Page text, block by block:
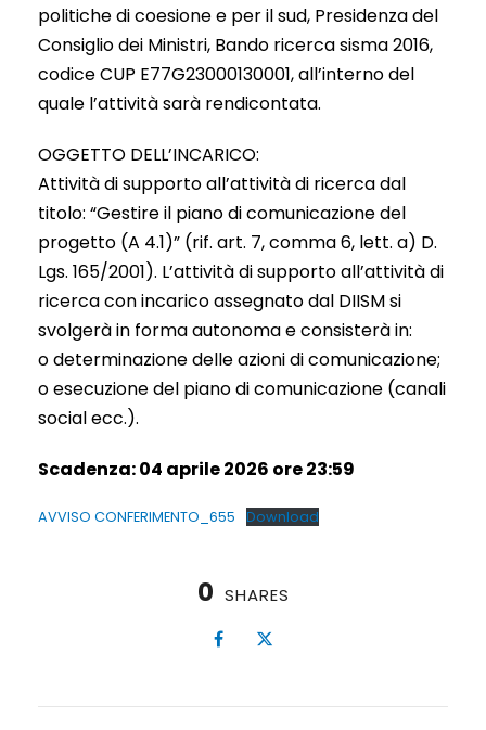
politiche di coesione e per il sud, Presidenza del
Consiglio dei Ministri, Bando ricerca sisma 2016,
codice CUP E77G23000130001, all’interno del
quale l’attività sarà rendicontata.
OGGETTO DELL’INCARICO:
Attività di supporto all’attività di ricerca dal
titolo: “Gestire il piano di comunicazione del
progetto (A 4.1)” (rif. art. 7, comma 6, lett. a) D.
Lgs. 165/2001). L’attività di supporto all’attività di
ricerca con incarico assegnato dal DIISM si
svolgerà in forma autonoma e consisterà in:
o determinazione delle azioni di comunicazione;
o esecuzione del piano di comunicazione (canali
social ecc.).
Scadenza: 04 aprile 2026 ore 23:59
AVVISO CONFERIMENTO_655 Download
0 SHARES